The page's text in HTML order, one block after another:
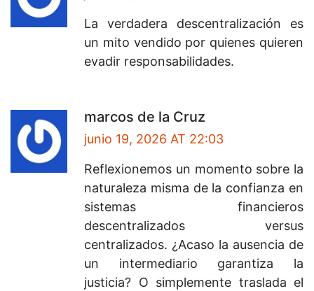
La verdadera descentralización es
un mito vendido por quienes quieren
evadir responsabilidades.
marcos de la Cruz
junio 19, 2026 AT 22:03
Reflexionemos un momento sobre la
naturaleza misma de la confianza en
sistemas financieros
descentralizados versus
centralizados. ¿Acaso la ausencia de
un intermediario garantiza la
justicia? O simplemente traslada el